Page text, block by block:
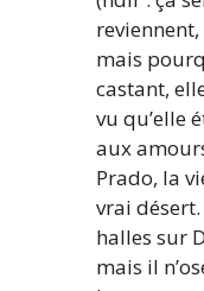
mais
castant,
vu qu’elle
aux
Prado, la
vrai
halles sur
mais il